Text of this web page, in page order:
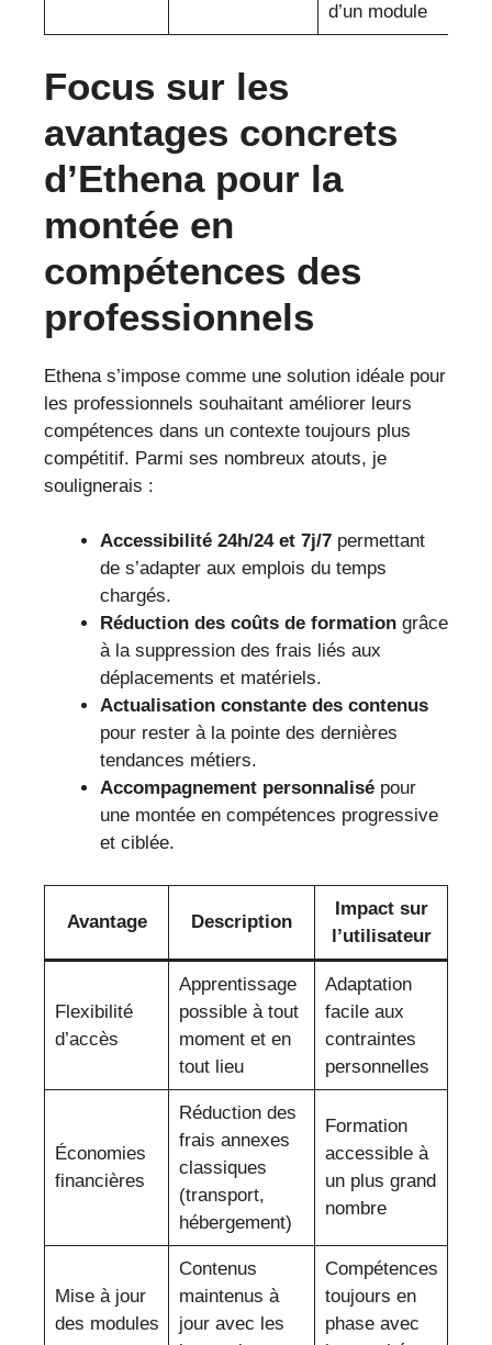
d’un module
Focus sur les
avantages concrets
d’Ethena pour la
montée en
compétences des
professionnels
Ethena s’impose comme une solution idéale pour
les professionnels souhaitant améliorer leurs
compétences dans un contexte toujours plus
compétitif. Parmi ses nombreux atouts, je
soulignerais :
Accessibilité 24h/24 et 7j/7 permettant
de s’adapter aux emplois du temps
chargés.
Réduction des coûts de formation grâce
à la suppression des frais liés aux
déplacements et matériels.
Actualisation constante des contenus
pour rester à la pointe des dernières
tendances métiers.
Accompagnement personnalisé pour
une montée en compétences progressive
et ciblée.
Avantage Description
Impact sur
l’utilisateur
Flexibilité
d’accès
Apprentissage
possible à tout
moment et en
tout lieu
Adaptation
facile aux
contraintes
personnelles
Économies
financières
Réduction des
frais annexes
classiques
(transport,
hébergement)
Formation
accessible à
un plus grand
nombre
Mise à jour
des modules
Contenus
maintenus à
jour avec les
Compétences
toujours en
phase avec